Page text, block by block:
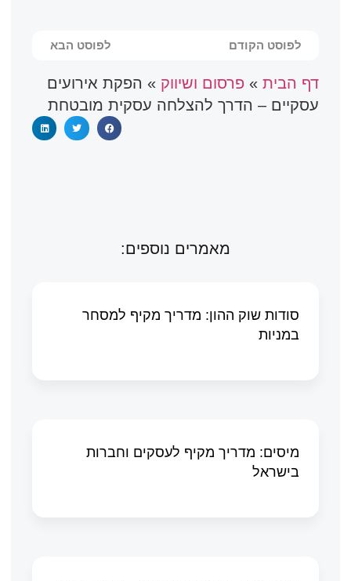
לפוסט הקודם לפוסט הבא
דף הבית» פרסום ושיווק » הפקת אירועים
עסקיים – הדרך להצלחה עסקית מובטחת
מאמרים נוספים:
סודות שוק ההון: מדריך מקיף למסחר
במניות
מיסים: מדריך מקיף לעסקים וחברות
בישראל